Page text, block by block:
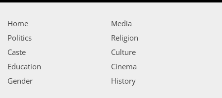
Home
Politics
Caste
Education
Gender
Media
Religion
Culture
Cinema
History